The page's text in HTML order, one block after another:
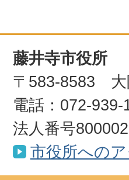
藤井寺市役所
〒583-8583 大
電話：072-
法人番号
市役所への